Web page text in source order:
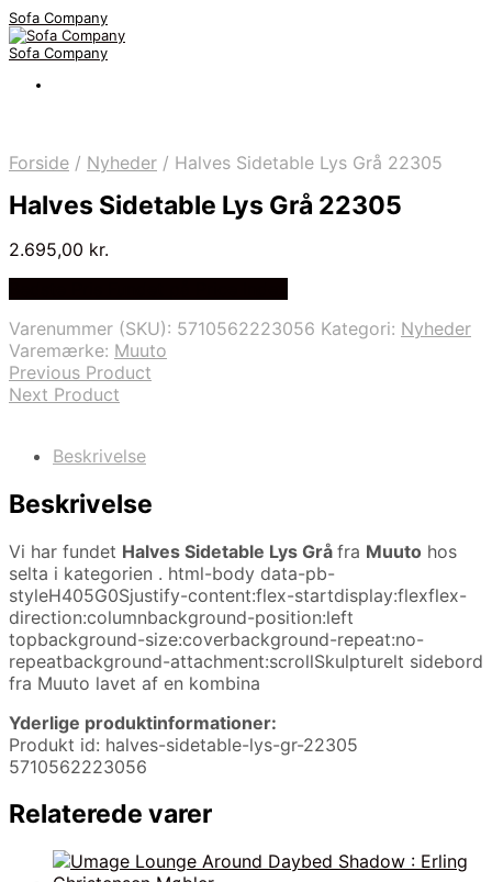
Sofa Company
Sofa Company
Forside / Nyheder / Halves Sidetable Lys Grå 22305
Halves Sidetable Lys Grå 22305
2.695,00 kr.
Varenummer (SKU): 5710562223056 Kategori: Nyheder
Varemærke: Muuto
Previous Product
Next Product
Beskrivelse
Beskrivelse
Vi har fundet Halves Sidetable Lys Grå fra Muuto hos
selta i kategorien . html-body data-pb-
styleH405G0Sjustify-content:flex-startdisplay:flexflex-
direction:columnbackground-position:left
topbackground-size:coverbackground-repeat:no-
repeatbackground-attachment:scrollSkulpturelt sidebord
fra Muuto lavet af en kombina
Yderlige produktinformationer:
Produkt id: halves-sidetable-lys-gr-22305
5710562223056
Relaterede varer